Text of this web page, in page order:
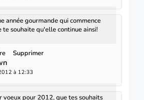
année gourmande qui commence
te souhaite qu'elle continue ainsi!
Supprimer
à 12:33
voeux pour 2012, que tes souhaits